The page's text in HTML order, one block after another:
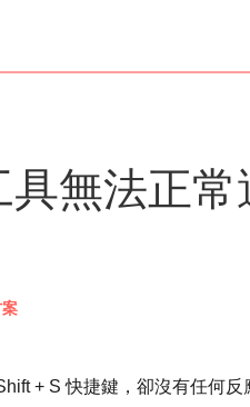
無法正
+ S 快捷鍵，卻沒有任何